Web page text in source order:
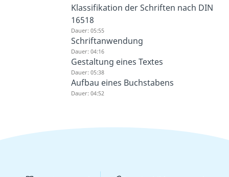
Klassifikation der Schriften nach DIN
16518
Dauer: 05:55
Schriftanwendung
Dauer: 04:16
Gestaltung eines Textes
Dauer: 05:38
Aufbau eines Buchstabens
Dauer: 04:52